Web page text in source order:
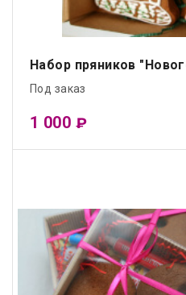
Набор пряников
Под заказ
1 000 ₽